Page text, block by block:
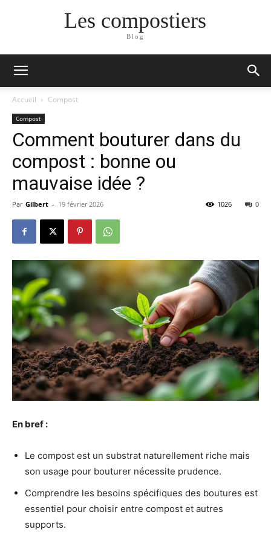
Les compostiers
Blog
Accueil Compost
Compost
Comment bouturer dans du
compost : bonne ou
mauvaise idée ?
Par Gilbert - 19 février 2026 0
1026
En bref :
Le compost est un substrat naturellement riche mais
son usage pour bouturer nécessite prudence.
Comprendre les besoins spécifiques des boutures est
essentiel pour choisir entre compost et autres
supports.